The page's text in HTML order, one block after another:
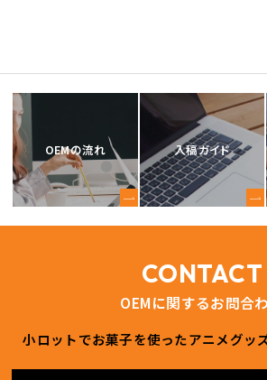
OEMの流れ 入稿ガイド
CONTACT
OEMに関するお問合
小ロットでお菓子を使ったアニメグッ